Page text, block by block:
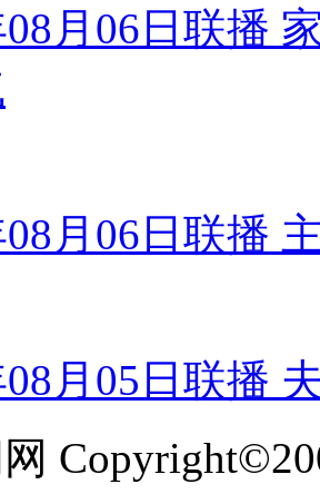
08月06日联播
08月06日联播
08月05日联播